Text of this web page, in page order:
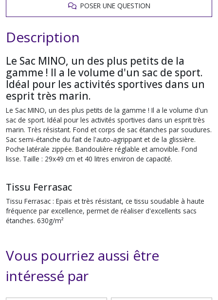
POSER UNE QUESTION
Description
Le Sac MINO, un des plus petits de la
gamme ! Il a le volume d'un sac de sport.
Idéal pour les activités sportives dans un
esprit très marin.
Le Sac MINO, un des plus petits de la gamme ! Il a le volume d'un
sac de sport. Idéal pour les activités sportives dans un esprit très
marin. Très résistant. Fond et corps de sac étanches par soudures.
Sac semi-étanche du fait de l'auto-agrippant et de la glissière.
Poche latérale zippée. Bandoulière réglable et amovible. Fond
lisse. Taille : 29x49 cm et 40 litres environ de capacité.
Tissu Ferrasac
Tissu Ferrasac : Epais et très résistant, ce tissu soudable à haute
fréquence par excellence, permet de réaliser d'excellents sacs
étanches. 630g/m²
Vous pourriez aussi être
intéressé par